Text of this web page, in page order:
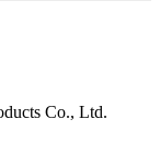
Co., Ltd.